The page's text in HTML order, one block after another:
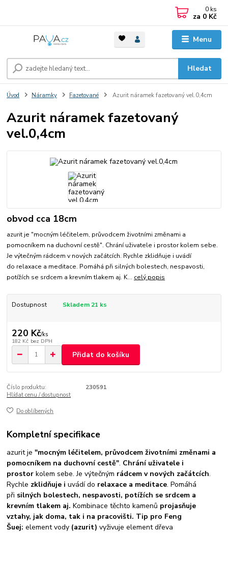
Menu
Hledat
0 ks
za 0 Kč
Úvod Náramky Fazetované Azurit náramek fazetovaný vel.0,4cm
Azurit náramek fazetovaný
vel.0,4cm
obvod cca 18cm
azurit je "mocným léčitelem, průvodcem životními změnami a
pomocníkem na duchovní cestě". Chrání uživatele i prostor kolem sebe.
Je výtečným rádcem v nových začátcích. Rychle zklidňuje i uvádí
do relaxace a meditace. Pomáhá při silných bolestech, nespavosti,
potížích se srdcem a krevním tlakem aj. K... celý popis
Dostupnost Skladem 21 ks
220 Kč/ks
182 Kč bez DPH
Přidat do košíku
Číslo produktu:
230591
Hlídat cenu / dostupnost
Do oblíbených
Kompletní specifikace
azurit je"mocným léčitelem, průvodcem životními změnami a
pomocníkem na duchovní cestě". Chrání uživatele i
prostorkolem sebe. Je výtečným rádcem v nových začátcích.
Rychle zklidňuje i uvádí do relaxace a meditace. Pomáhá
při silných bolestech, nespavosti, potížích se srdcem a
krevním tlakem aj.Kombinace těchto kamenů projasňuje
vztahy, jak doma, tak i na pracovišti. Tip pro Feng
Šuej:element vody (azurit)vyživuje element dřeva